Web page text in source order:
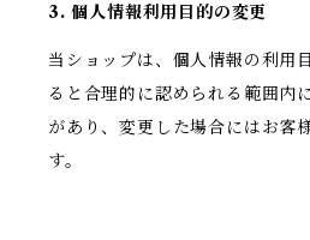
3. 個人情報利用目的の変更
当ショップは、個人情報の利用
ると合理的に認められる範囲内
があり、変更した場合にはお客
す。